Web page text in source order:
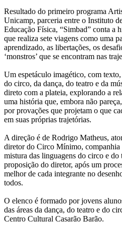
Resultado do primeiro programa
Unicamp, parceria entre o Instituto
Educação Física, “Simbad” conta a
que realiza sete viagens como uma
aprendizado, as libertações, os
‘monstros’ que se encontram nas
Um espetáculo imagético, com
do circo, da dança, do teatro e da
direto com a plateia, explorando a
uma história que, embora não
por provações que projetam o que
em suas próprias trajetórias.
A direção é de Rodrigo Matheus,
diretor do Circo Mínimo, companhia
mistura das linguagens do circo e
proposição do diretor, após um
melhor de cada integrante no
todos.
O elenco é formado por jovens
das áreas da dança, do teatro e do
Centro Cultural Casarão Barão.